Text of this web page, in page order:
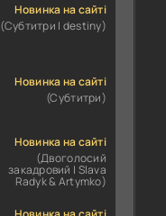
Новинка на сайті
(Субтитри | destiny)
Новинка на сайті
(Субтитри)
Новинка на сайті
(Двоголосий
закадровий | Slava
Radyk & Artymko)